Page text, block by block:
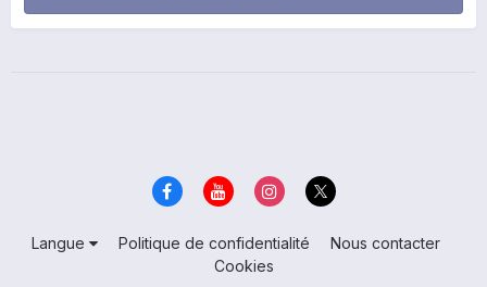
Langue Politique de confidentialité
Nous contacter
Cookies